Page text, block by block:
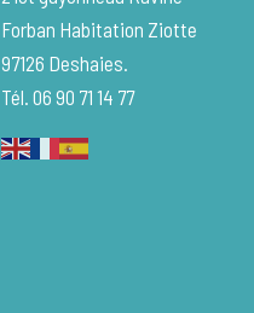
Forban Habitation Ziotte
97126 Deshaies.
Tél. 06 90 71 14 77